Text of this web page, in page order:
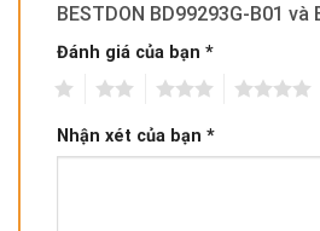
BESTDON BD99293G-B01 và
Đánh giá của bạn *
Nhận xét của bạn *